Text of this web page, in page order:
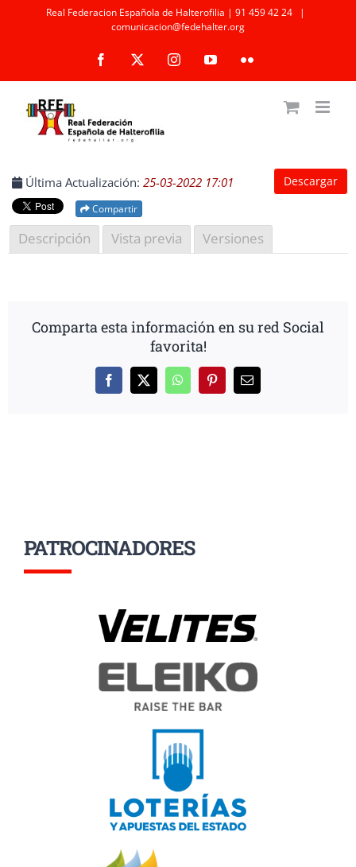
Real Federacion Española de Halterofilia | 91 459 42 24
|
comunicacion@fedehalter.org
Facebook InstagramYouTubeFlickr
Descargar
Última Actualización: 25-03-2022 17:01
Compartir
Descripción Vista previa Versiones
Comparta esta información en su red Social
favorita!
Facebook
X WhatsAppPinterestCorreo
PATROCINADORES